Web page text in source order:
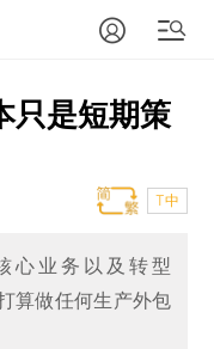
只是短期策
T中
心业务以及转型
算做任何生产外包